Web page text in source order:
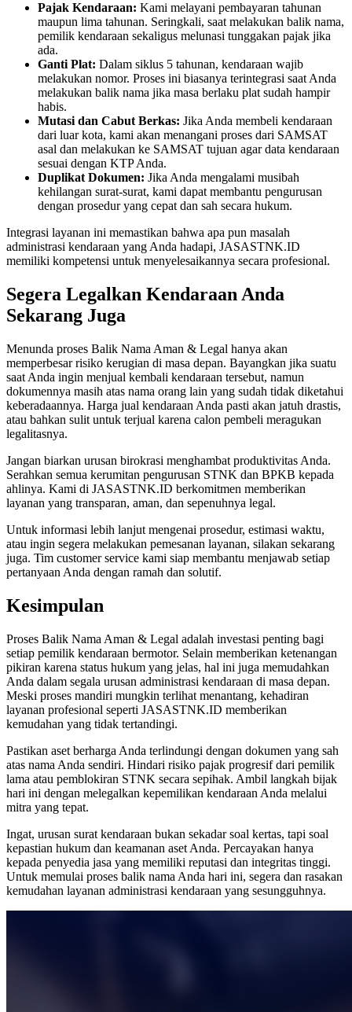
Pajak Kendaraan: Kami melayani pembayaran tahunan
maupun lima tahunan. Seringkali, saat melakukan balik nama,
pemilik kendaraan sekaligus melunasi tunggakan pajak jika
ada.
Ganti Plat: Dalam siklus 5 tahunan, kendaraan wajib
melakukan nomor. Proses ini biasanya terintegrasi saat Anda
melakukan balik nama jika masa berlaku plat sudah hampir
habis.
Mutasi dan Cabut Berkas: Jika Anda membeli kendaraan
dari luar kota, kami akan menangani proses dari SAMSAT
asal dan melakukan ke SAMSAT tujuan agar data kendaraan
sesuai dengan KTP Anda.
Duplikat Dokumen: Jika Anda mengalami musibah
kehilangan surat-surat, kami dapat membantu pengurusan
dengan prosedur yang cepat dan sah secara hukum.
Integrasi layanan ini memastikan bahwa apa pun masalah
administrasi kendaraan yang Anda hadapi, JASASTNK.ID
memiliki kompetensi untuk menyelesaikannya secara profesional.
Segera Legalkan Kendaraan Anda
Sekarang Juga
Menunda proses Balik Nama Aman & Legal hanya akan
memperbesar risiko kerugian di masa depan. Bayangkan jika suatu
saat Anda ingin menjual kembali kendaraan tersebut, namun
dokumennya masih atas nama orang lain yang sudah tidak diketahui
keberadaannya. Harga jual kendaraan Anda pasti akan jatuh drastis,
atau bahkan sulit untuk terjual karena calon pembeli meragukan
legalitasnya.
Jangan biarkan urusan birokrasi menghambat produktivitas Anda.
Serahkan semua kerumitan pengurusan STNK dan BPKB kepada
ahlinya. Kami di JASASTNK.ID berkomitmen memberikan
layanan yang transparan, aman, dan sepenuhnya legal.
Untuk informasi lebih lanjut mengenai prosedur, estimasi waktu,
atau ingin segera melakukan pemesanan layanan, silakan sekarang
juga. Tim customer service kami siap membantu menjawab setiap
pertanyaan Anda dengan ramah dan solutif.
Kesimpulan
Proses Balik Nama Aman & Legal adalah investasi penting bagi
setiap pemilik kendaraan bermotor. Selain memberikan ketenangan
pikiran karena status hukum yang jelas, hal ini juga memudahkan
Anda dalam segala urusan administrasi kendaraan di masa depan.
Meski proses mandiri mungkin terlihat menantang, kehadiran
layanan profesional seperti JASASTNK.ID memberikan
kemudahan yang tidak tertandingi.
Pastikan aset berharga Anda terlindungi dengan dokumen yang sah
atas nama Anda sendiri. Hindari risiko pajak progresif dari pemilik
lama atau pemblokiran STNK secara sepihak. Ambil langkah bijak
hari ini dengan melegalkan kepemilikan kendaraan Anda melalui
mitra yang tepat.
Ingat, urusan surat kendaraan bukan sekadar soal kertas, tapi soal
kepastian hukum dan keamanan aset Anda. Percayakan hanya
kepada penyedia jasa yang memiliki reputasi dan integritas tinggi.
Untuk memulai proses balik nama Anda hari ini, segera dan rasakan
kemudahan layanan administrasi kendaraan yang sesungguhnya.